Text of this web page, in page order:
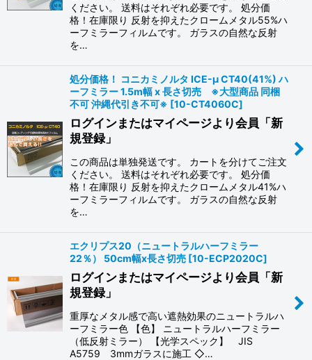
ください。 送料はそれぞれ必要です。 処分価
格！在庫限り 反射を抑えたクロームメタル55%ハ
ーフミラーフィルムです。 ガラスの自然な反射
を…
処分価格！ コニカミノルタ ICE-μ CT40(41%) ハ
ーフミラー 1.5m幅 x 長さ切売 ※大型商品 同梱
不可 沖縄代引き不可※ [10-CT4060C]
ログインまたはマイページより会員「新
規登録」
この商品は単独発送です。 カートを分けてご注文
ください。 送料はそれぞれ必要です。 処分価
格！在庫限り 反射を抑えたクロームメタル41%ハ
ーフミラーフィルムです。 ガラスの自然な反射
を…
エクリプス20（ニュートラルハーフミラー
22％） 50cm幅x長さ切売 [10-ECP2020C]
ログインまたはマイページより会員「新
規登録」
重厚なメタル感で高い遮熱効果のニュートラルハ
ーフミラー色 【色】 ニュートラルハーフミラー
（低反射ミラー） 【光学スペック】 JIS
A5759 3mmガラスに施工 ◇…